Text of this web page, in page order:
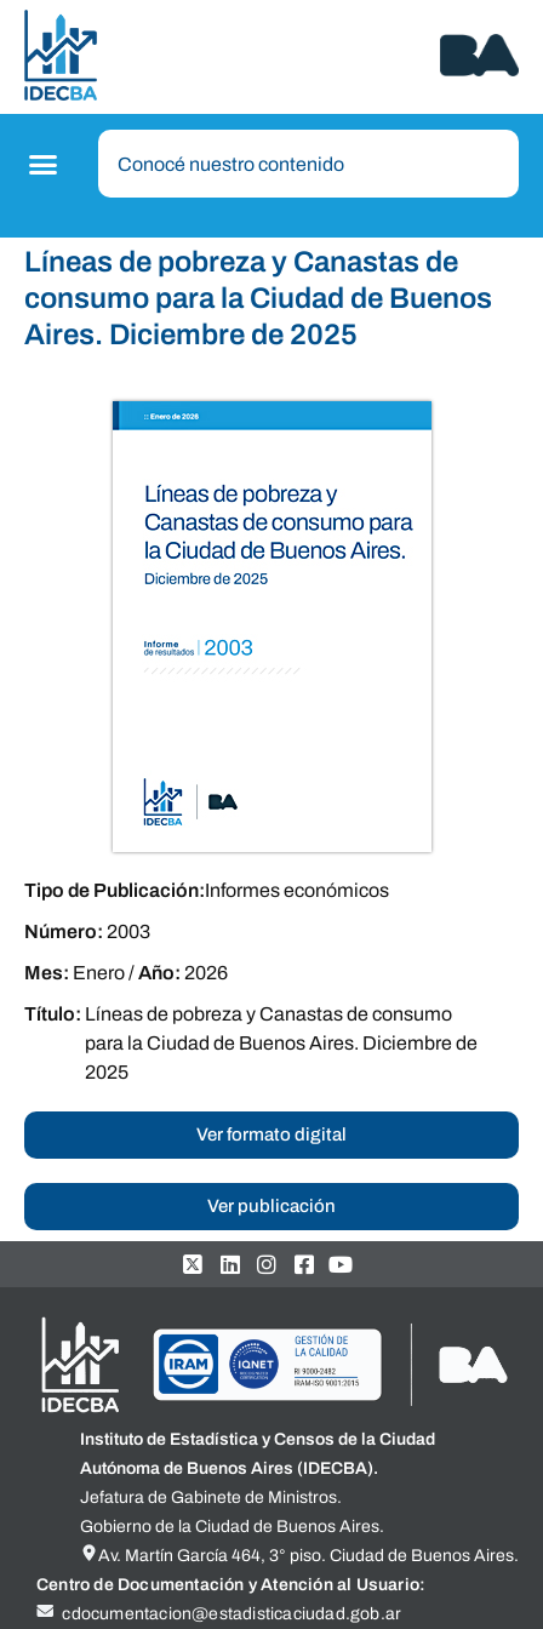
Líneas de pobreza y Canastas de
consumo para la Ciudad de Buenos
Aires. Diciembre de 2025
Tipo de Publicación:Informes económicos
Número: 2003
Mes: Enero/Año: 2026
Título: Líneas de pobreza y Canastas de consumo
para la Ciudad de Buenos Aires. Diciembre de
2025
Ver formato digital
Ver publicación
Instituto de Estadística y Censos de la Ciudad
Autónoma de Buenos Aires (IDECBA).
Jefatura de Gabinete de Ministros.
Gobierno de la Ciudad de Buenos Aires.
Av. Martín García 464, 3° piso. Ciudad de Buenos Aires.
Centro de Documentación y Atención al Usuario:
cdocumentacion@estadisticaciudad.gob.ar